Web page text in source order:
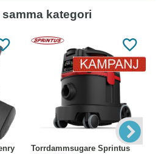
kategori
Torrdammsugare Sprintus